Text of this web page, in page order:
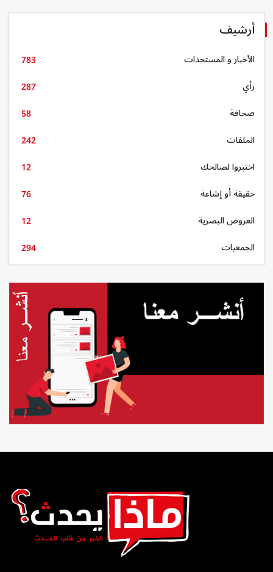
أرشيف
الأخبار و المستجدات
783
رأي
287
صحافة
58
الملفات
242
اختبروا لصالحك
12
حقيقة أو إشاعة
76
العروض البصرية
12
الجمعيات
294